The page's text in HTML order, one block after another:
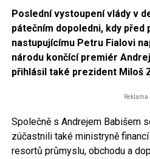
Députés;
licence
Creative
Commons
Poslední vystoupení vlády v
pátečním dopoledni, kdy před
nastupujícímu Petru Fialovi
národu končící premiér
přihlásil také prezident Miloš
Reklama
Společně s Andrejem Babišem
zúčastnili také ministryně
resortů průmyslu, obchodu a